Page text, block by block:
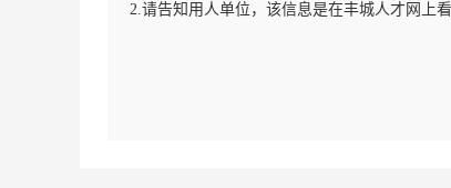
2.请告知用人单位，该信息是在丰城人才网上看